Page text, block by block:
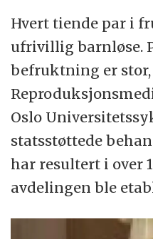
Hvert tiende par i
ufrivillig barnløse.
befruktning er stor,
Oslo
statsstøttede
har resultert i over
avdelingen ble